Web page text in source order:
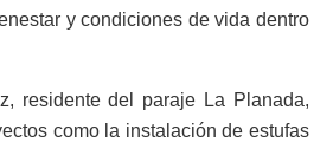
y condiciones de vida dentro
residente del paraje La Planada,
como la instalación de estufas